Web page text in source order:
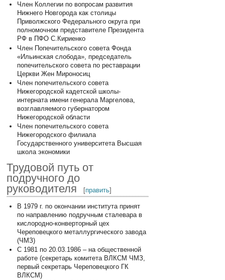
Член Коллегии по вопросам развития
Нижнего Новгорода как столицы
Приволжского Федерального округа при
полномочном представителе Президента
РФ в ПФО С.Кириенко
Член Попечительского совета Фонда
«Ильинская слобода», председатель
попечительского совета по реставрации
Церкви Жен Мироносиц
Член попечительского совета
Нижегородской кадетской школы-
интерната имени генерала Маргелова,
возглавляемого губернатором
Нижегородской области
Член попечительского совета
Нижегородского филиала
Государственного университета Высшая
школа экономики
Трудовой путь от
подручного до
руководителя
[править]
В 1979 г. по окончании института принят
по направлению подручным сталевара в
кислородно-конверторный цех
Череповецкого металлургического завода
(ЧМЗ)
С 1981 по 20.03.1986 – на общественной
работе (секретарь комитета ВЛКСМ ЧМЗ,
первый секретарь Череповецкого ГК
ВЛКСМ)